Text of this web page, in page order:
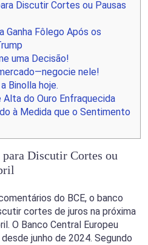
Discutir Cortes ou Pausas
Ganha Fôlego Após os
uma Decisão!
nele!
Binolla hoje.
Alta do Ouro Enfraquecida
à Medida que o Sentimento
Discutir Cortes ou
do BCE, o banco
cortes de juros na próxima
O Banco Central Europeu
junho de 2024. Segundo